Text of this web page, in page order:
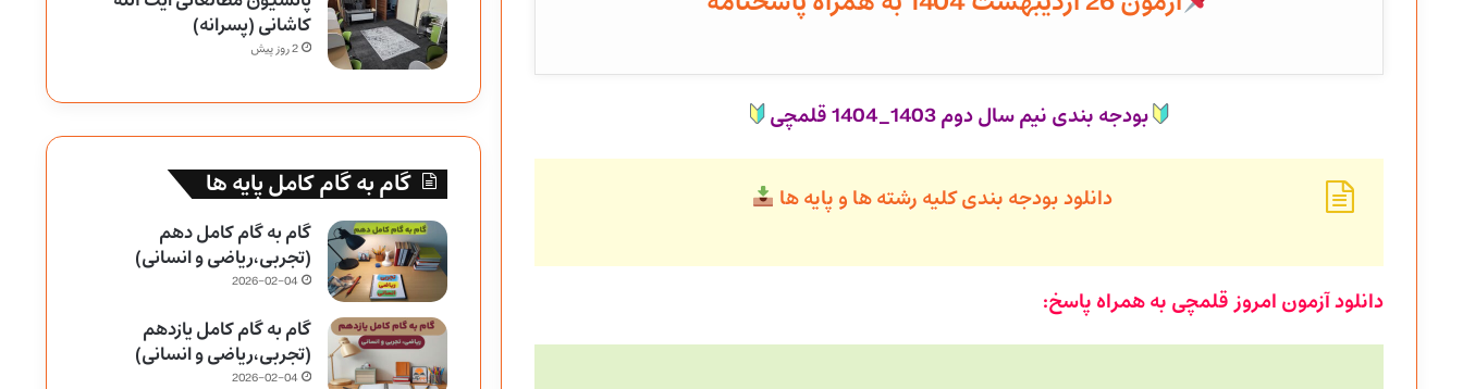
بودجه بندی نیم سال دوم 1403_1404 قلمچی
دانلود بودجه بندی کلیه رشته ها و پایه ها
دانلود آزمون امروز قلمچی به همراه پاسخ:
کاشانی (پسرانه)
2 روز پیش
گام به گام کامل پایه ها
گام به گام کامل دهم
(تجربی،ریاضی و انسانی)
2026-02-04
گام به گام کامل یازدهم
(تجربی،ریاضی و انسانی)
2026-02-04